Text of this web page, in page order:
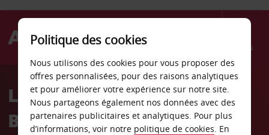
Menu
AvisLocation de voiture à
Bergen
Politique des cookies
Nous utilisons des cookies pour vous proposer des
offres personnalisées, pour des raisons analytiques
et pour améliorer votre expérience sur notre site.
Nous partageons également nos données avec des
partenaires publicitaires et analytiques. Pour plus
d’informations, voir notre politique de cookies. En